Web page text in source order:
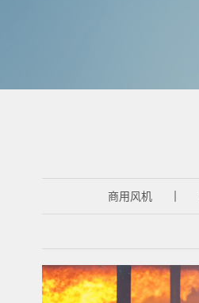
商用风机